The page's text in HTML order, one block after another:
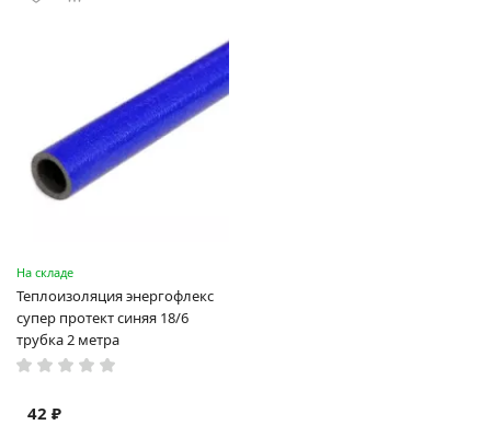
На складе
Теплоизоляция энергофлекс
супер протект синяя 18/6
трубка 2 метра
42 ₽